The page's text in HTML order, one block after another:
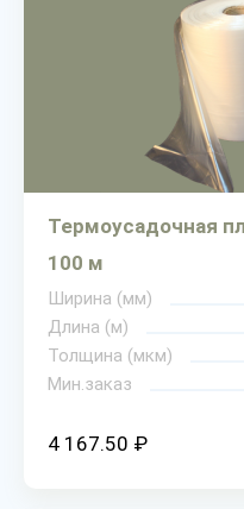
Термоусадочная
100 м
Ширина (мм)
Длина (м)
Толщина (мкм)
Мин.заказ
4 167.50 ₽